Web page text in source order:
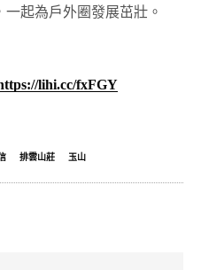
起為戶外圈發展茁壯。
lihi.cc/fxFGY
排雲山莊 玉山